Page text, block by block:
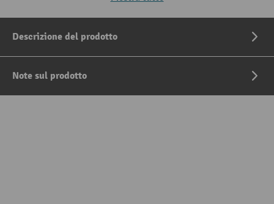
Descrizione del prodotto
Note sul prodotto